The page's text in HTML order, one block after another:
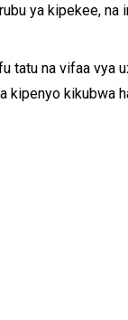
ya kipekee,
na vifaa vya
kipenyo kikubwa